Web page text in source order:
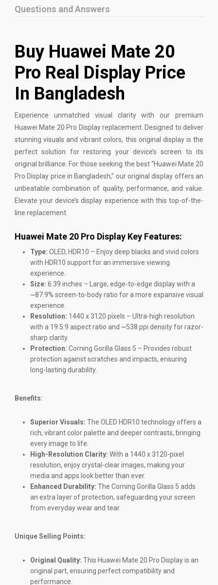
Questions and Answers
Buy Huawei Mate 20
Pro Real Display Price
In Bangladesh
Experience unmatched visual clarity with our premium
Huawei Mate 20 Pro Display replacement. Designed to deliver
stunning visuals and vibrant colors, this original display is the
perfect solution for restoring your device’s screen to its
original brilliance. For those seeking the best “Huawei Mate 20
Pro Display price in Bangladesh,” our original display offers an
unbeatable combination of quality, performance, and value.
Elevate your device’s display experience with this top-of-the-
line replacement.
Huawei Mate 20 Pro Display Key Features:
Type: OLED, HDR10 – Enjoy deep blacks and vivid colors
with HDR10 support for an immersive viewing
experience.
Size: 6.39 inches – Large, edge-to-edge display with a
~87.9% screen-to-body ratio for a more expansive visual
experience.
Resolution: 1440 x 3120 pixels – Ultra-high resolution
with a 19.5:9 aspect ratio and ~538 ppi density for razor-
sharp clarity.
Protection: Corning Gorilla Glass 5 – Provides robust
protection against scratches and impacts, ensuring
long-lasting durability.
Benefits:
Superior Visuals: The OLED HDR10 technology offers a
rich, vibrant color palette and deeper contrasts, bringing
every image to life.
High-Resolution Clarity: With a 1440 x 3120-pixel
resolution, enjoy crystal-clear images, making your
media and apps look better than ever.
Enhanced Durability: The Corning Gorilla Glass 5 adds
an extra layer of protection, safeguarding your screen
from everyday wear and tear.
Unique Selling Points:
Original Quality: This Huawei Mate 20 Pro Display is an
original part, ensuring perfect compatibility and
performance.